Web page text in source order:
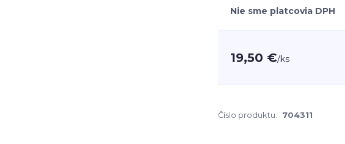
Nie sme platcovia DPH
19,50 €/ks
Číslo produktu: 704311